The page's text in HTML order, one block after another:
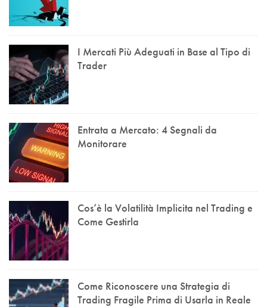
I Mercati Più Adeguati in Base al Tipo di
Trader
Entrata a Mercato: 4 Segnali da
Monitorare
Cos’è la Volatilità Implicita nel Trading e
Come Gestirla
Come Riconoscere una Strategia di
Trading Fragile Prima di Usarla in Reale